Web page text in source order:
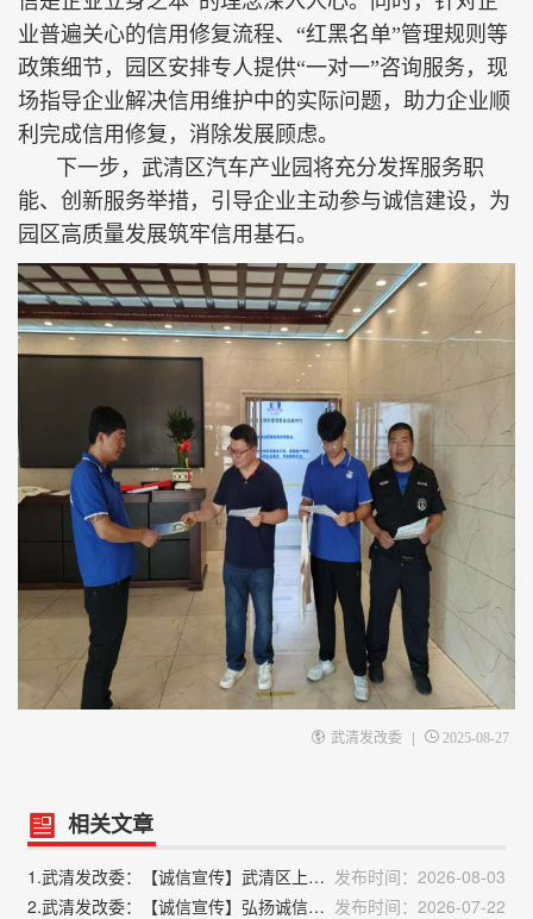
业普遍关心的信用修复流程、“红黑名单”管理规则等
政策细节，园区安排专人提供“一对一”咨询服务，现
场指导企业解决信用维护中的实际问题，助力企业顺
利完成信用修复，消除发展顾虑。
下一步，武清区汽车产业园将充分发挥服务职
能、创新服务举措，引导企业主动参与诚信建设，为
园区高质量发展筑牢信用基石。
武清发改委 | 2025-08-27
相关文章
1.武清发改委：【诚信宣传】武清区上马台镇积极开展诚信宣传活动 发布时间：2026-08-03
2.武清发改委：【诚信宣传】弘扬诚信新风 共建文明社区——黄庄街道党群服务中心联合双寺营社区开展诚信宣传活动 发布时间：2026-07-22